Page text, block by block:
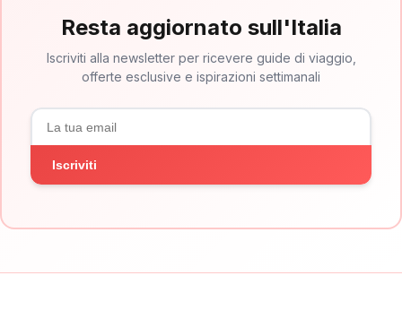
Resta aggiornato sull'Italia
Iscriviti alla newsletter per ricevere guide di viaggio,
offerte esclusive e ispirazioni settimanali
Iscriviti